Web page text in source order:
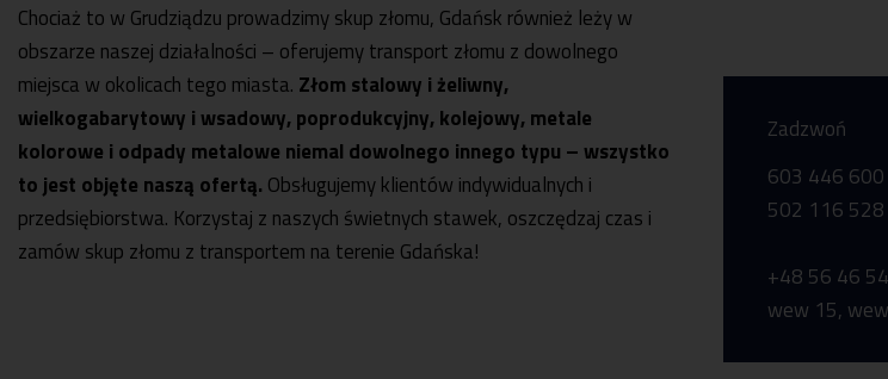
Chociaż to w Grudziądzu prowadzimyskup złomu, Gdańsk również leży w
obszarze naszej działalności – oferujemy transport złomu z dowolnego
miejsca w okolicach tego miasta. Złom stalowy i żeliwny,
wielkogabarytowy i wsadowy, poprodukcyjny, kolejowy, metale
kolorowe i odpady metalowe niemal dowolnego innego typu – wszystko
to jest objęte naszą ofertą. Obsługujemy klientów indywidualnych i
przedsiębiorstwa. Korzystaj z naszych świetnych stawek, oszczędzaj czas i
zamów skup złomu z transportem na terenie Gdańska!
Zadzwoń
603 446 600
502 116 528
+48 56 46
wew 15,